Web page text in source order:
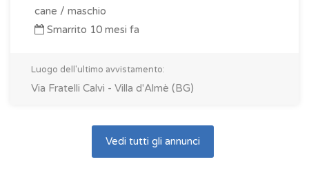
cane / maschio
Smarrito 10 mesi fa
Luogo dell'ultimo avvistamento:
Via Fratelli Calvi - Villa d'Almè (BG)
Vedi tutti gli annunci